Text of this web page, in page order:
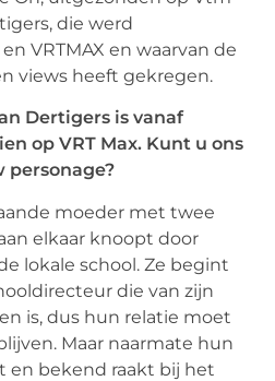
die werd
VRTMAX en waarvan de
views heeft gekregen.
Dertigers is vanaf
op VRT Max. Kunt u ons
personage?
moeder met twee
elkaar knoopt door
lokale school. Ze begint
die van zijn
is, dus hun relatie moet
Maar naarmate hun
en bekend raakt bij het